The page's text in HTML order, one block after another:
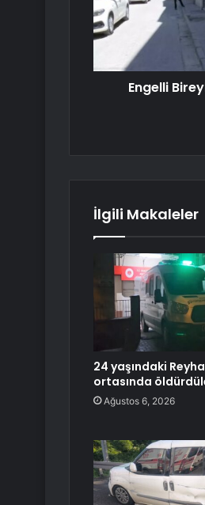
Engelli
İlgili Makaleler
24 yaşındaki
ortasında
Ağustos 6, 2026